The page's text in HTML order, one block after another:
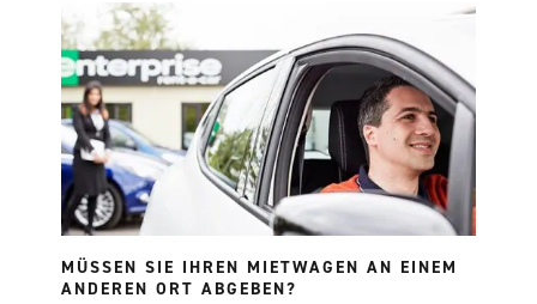
MÜSSEN SIE IHREN MIETWAGEN AN EINEM
ANDEREN ORT ABGEBEN?